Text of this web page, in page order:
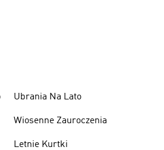
Ubrania Na Lato
Wiosenne Zauroczenia
Letnie Kurtki